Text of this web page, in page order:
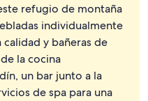
continental gratuito y
refugio de montaña
individualmente
y bañeras de
la cocina
un bar junto a la
de spa para una